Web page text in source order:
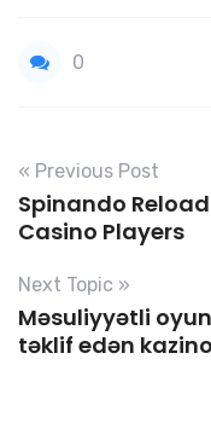
0
« Previous Post
Spinando
Casino Players
Next Topic »
Məsuliyyətli
təklif edən